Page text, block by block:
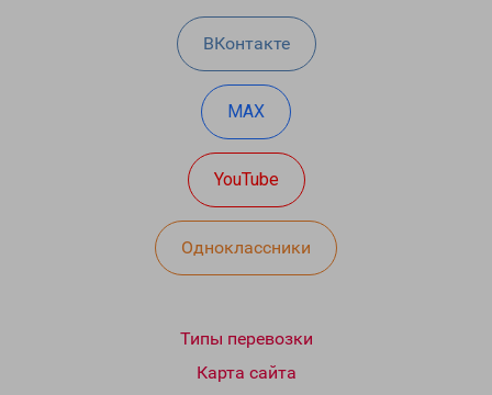
ВКонтакте
MAX
YouTube
Одноклассники
Типы перевозки
Карта сайта